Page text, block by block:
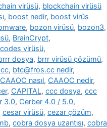
virüsü, blockchain virüsü
, boost nedir, boost virüs
, bozon virüsü, bozon3,
, BrainCrypt,
virüsü,
dosya, brrr virüsü çözümü,
, btc@fros.cc nedir,
CAAOC nasıl, CAAOC nedir,
, CAPITAL, ccc dosya, ccc
3.0, Cerber 4.0 / 5.0,
cesar virüsü, cezar çözüm,
, cobra dosya uzantısı, cobra